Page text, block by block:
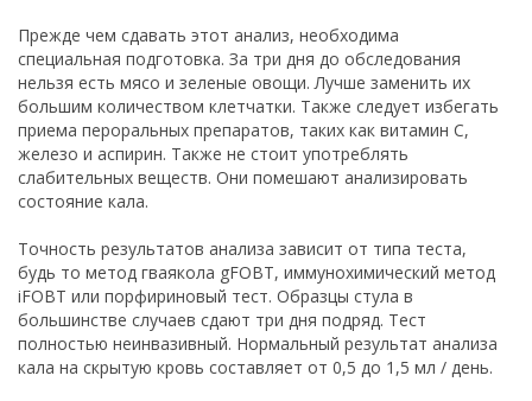
Прежде чем сдавать этот анализ, необходима
специальная подготовка. За три дня до обследования
нельзя есть мясо и зеленые овощи. Лучше заменить их
большим количеством клетчатки. Также следует избегать
приема пероральных препаратов, таких как витамин С,
железо и аспирин. Также не стоит употреблять
слабительных веществ. Они помешают анализировать
состояние кала.
Точность результатов анализа зависит от типа теста,
будь то метод гваякола gFOBT, иммунохимический метод
iFOBT или порфириновый тест. Образцы стула в
большинстве случаев сдают три дня подряд. Тест
полностью неинвазивный. Нормальный результат анализа
кала на скрытую кровь составляет от 0,5 до 1,5 мл / день.